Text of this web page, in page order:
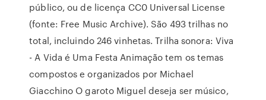
público, ou de licença CC0 Universal License
(fonte: Free Music Archive). São 493 trilhas no
total, incluindo 246 vinhetas. Trilha sonora: Viva
- A Vida é Uma Festa Animação tem os temas
compostos e organizados por Michael
Giacchino O garoto Miguel deseja ser músico,